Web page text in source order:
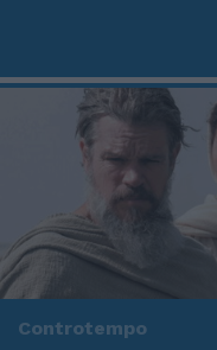
Controtempo